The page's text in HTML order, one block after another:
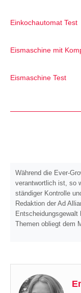
Einkochautomat Test
Eismaschine mit
Eismaschine Test
Während die Ever-
verantwortlich ist, so
ständiger Kontrolle
Redaktion der Ad
Themen obliegt dem